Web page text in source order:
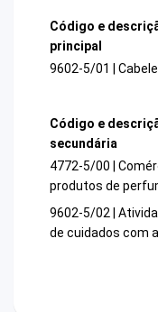
Código e
principal
9602-5/01 |
Código e
secundária
4772-5/00 |
produtos de
9602-5/02 |
de cuidados com